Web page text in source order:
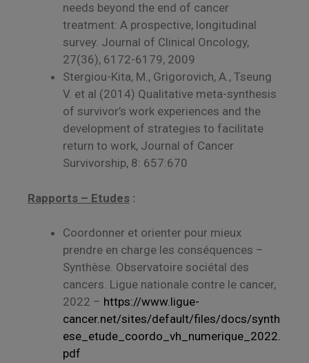
needs beyond the end of cancer
treatment: A prospective, longitudinal
survey. Journal of Clinical Oncology,
27(36), 6172-6179, 2009
Stergiou-Kita, M., Grigorovich, A., Tseung
V. et al (2014) Qualitative meta-synthesis
of survivor’s work experiences and the
development of strategies to facilitate
return to work, Journal of Cancer
Survivorship, 8: 657:670
Rapports – Etudes :
Coordonner et orienter pour mieux
prendre en charge les conséquences –
Synthèse. Observatoire sociétal des
cancers. Ligue nationale contre le cancer,
2022 – https://www.ligue-
cancer.net/sites/default/files/docs/synth
ese_etude_coordo_vh_numerique_2022.
pdf